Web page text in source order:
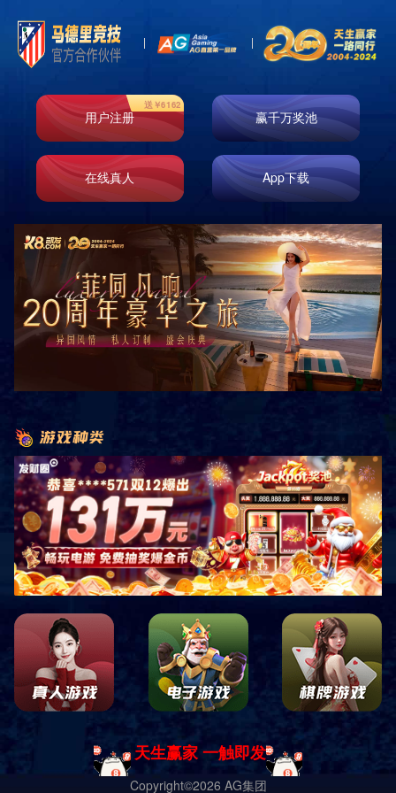
一触即发
赛事新闻 赛事发布 赛事图库
k8凯发发展集团股份有限公司
Copyright © zhongaosport.cn, All Rights Reserved
网站地图|网站XML